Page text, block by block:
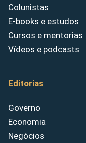
Colunistas
E-books e estudos
Cursos e mentorias
Vídeos e podcasts
Editorias
Governo
Economia
Negócios